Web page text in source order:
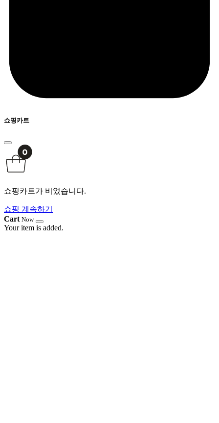
쇼핑카트
쇼핑카트가 비었습니다.
쇼핑 계속하기
Cart Now
Your item is added.